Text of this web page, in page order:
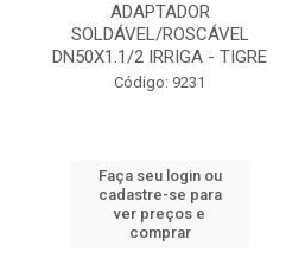
ADAPTADOR
SOLDÁVEL/ROSCÁVEL
DN50X1.1/2 IRRIGA - TIGRE
Código: 9231
Faça seu login ou
cadastre-se para
ver preços e
comprar